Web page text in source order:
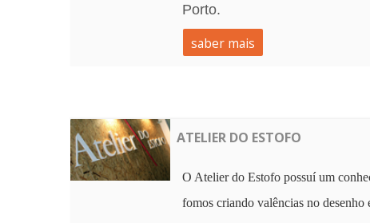
Porto.
saber mais
ATELIER DO ESTOFO
O Atelier do Estofo possuí um
fomos criando valências no